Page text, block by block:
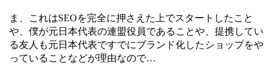
ま、これはSEOを完全に押さえた上でスタートしたこと
や、僕が元日本代表の連盟役員であることや、提携してい
る友人も元日本代表ですでにブランド化したショップをや
っていることなどが理由なので…